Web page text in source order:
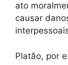
ato
causar
Platão, por